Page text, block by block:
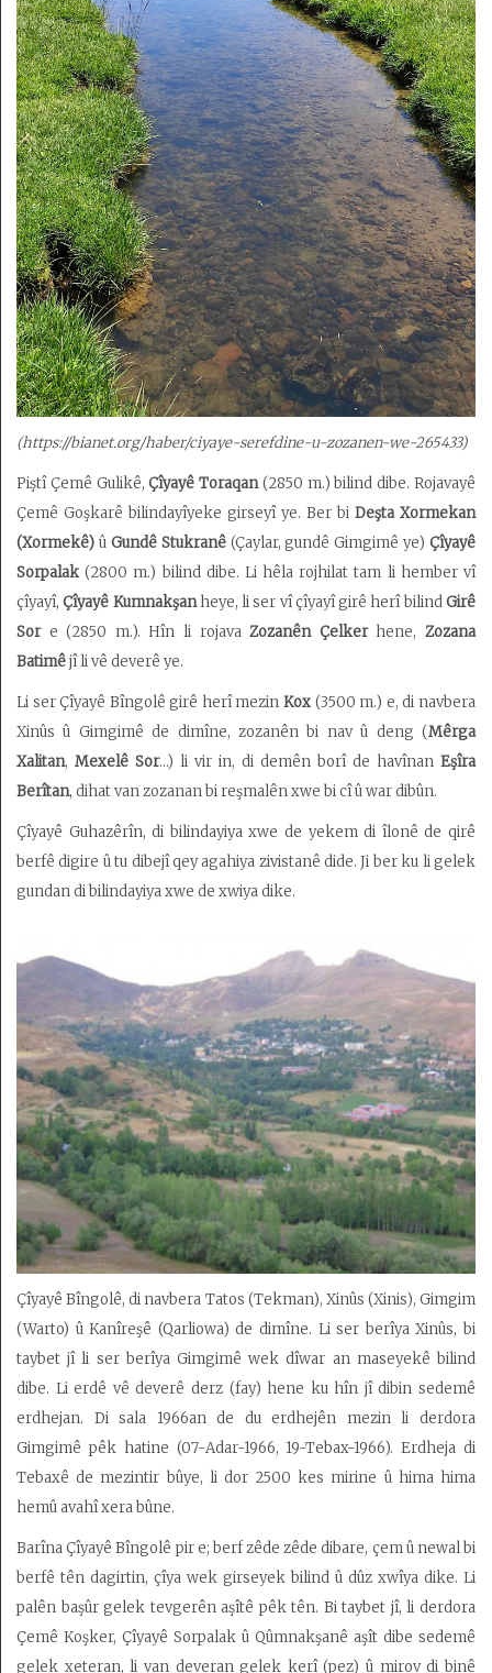
(https://bianet.org/haber/ciyaye-serefdine-u-zozanen-we-265433)
Piştî Çemê Gulikê,Çîyayê Toraqan(2850 m.) bilind dibe. Rojavayê
Çemê Goşkarê bilindayîyeke girseyî ye. Ber bi Deşta Xormekan
(Xormekê) û Gundê Stukranê (Çaylar, gundê Gimgimê ye) Çîyayê
Sorpalak (2800 m.) bilind dibe. Li hêla rojhilat tam li hember vî
çîyayî,Çîyayê Kumnakşanheye, li ser vî çîyayî girê herî bilindGirê
Sore (2850 m.). Hîn li rojavaZozanên Çelkerhene,Zozana
Batimêjî li vê deverê ye.
Li ser Çîyayê Bîngolê girê herî mezinKox (3500 m.) e, di navbera
Xinûs û Gimgimê de dimîne, zozanên bi nav û deng (Mêrga
Xalitan, Mexelê Sor…) li vir in, di demên borî de havînan Eşîra
Berîtan, dihat van zozanan bi reşmalên xwe bi cî û war dibûn.
Çîyayê Guhazêrîn, di bilindayiya xwe de yekem di îlonê de qirê
berfê digire û tu dibejî qey agahiya zivistanê dide. Ji ber ku li gelek
gundan di bilindayiya xwe de xwiya dike.
Çîyayê Bîngolê, di navbera Tatos (Tekman), Xinûs (Xinis), Gimgim
(Warto) û Kanîreşê (Qarliowa) de dimîne. Li ser berîya Xinûs, bi
taybet jî li ser berîya Gimgimê wek dîwar an maseyekê bilind
dibe. Li erdê vê deverê derz (fay) hene ku hîn jî dibin sedemê
erdhejan. Di sala 1966an de du erdhejên mezin li derdora
Gimgimê pêk hatine (07-Adar-1966, 19-Tebax-1966). Erdheja di
Tebaxê de mezintir bûye, li dor 2500 kes mirine û hima hima
hemû avahî xera bûne.
Barîna Çîyayê Bîngolê pir e; berf zêde zêde dibare, çem û newal bi
berfê tên dagirtin, çîya wek girseyek bilind û dûz xwîya dike. Li
palên başûr gelek tevgerên aşîtê pêk tên. Bi taybet jî, li derdora
Çemê Koşker, Çîyayê Sorpalak û Qûmnakşanê aşît dibe sedemê
gelek xeteran, li van deveran gelek kerî (pez) û mirov di binê